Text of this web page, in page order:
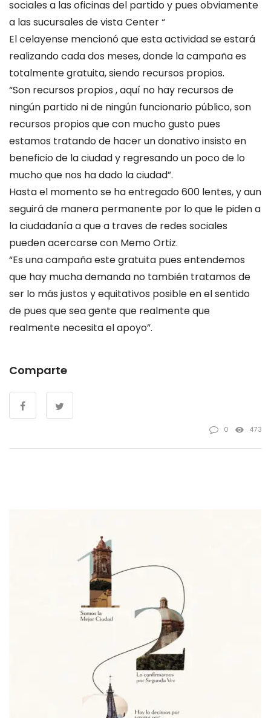
sociales a las oficinas del partido y pues obviamente
a las sucursales de vista Center “
El celayense mencionó que esta actividad se estará
realizando cada dos meses, donde la campaña es
totalmente gratuita, siendo recursos propios.
“Son recursos propios , aquí no hay recursos de
ningún partido ni de ningún funcionario público, son
recursos propios que con mucho gusto pues
estamos tratando de hacer un donativo insisto en
beneficio de la ciudad y regresando un poco de lo
mucho que nos ha dado la ciudad”.
Hasta el momento se ha entregado 600 lentes, y aun
seguirá de manera permanente por lo que le piden a
la ciudadanía a que a traves de redes sociales
pueden acercarse con Memo Ortiz.
“Es una campaña este gratuita pues entendemos
que hay mucha demanda no también tratamos de
ser lo más justos y equitativos posible en el sentido
de pues que sea gente que realmente que
realmente necesita el apoyo”.
Comparte
0 473